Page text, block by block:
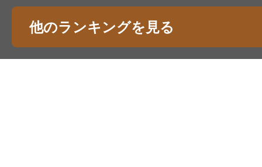
他のランキングを見る